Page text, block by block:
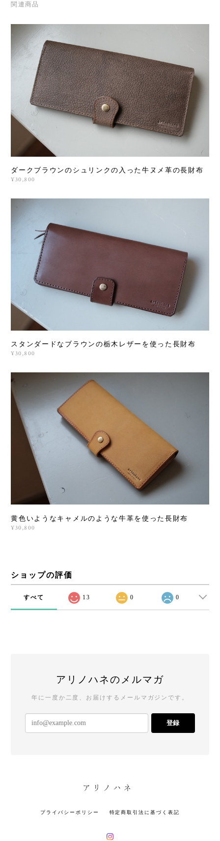
関連商品
ダークブラウンのシュリンクの入った牛ヌメ革の長財布
¥30,800
スタンダードなブラウンの栃木レザーを使った長財布
¥30,800
黄色いようなキャメルのような牛革を使った長財布
¥30,800
ショップの評価
すべて 13 0 0
アリノハネのメルマガ
年に一度か二度、お届けするメールマガジンです。
登録
プライバシーポリシー 特定商取引法に基づく表記